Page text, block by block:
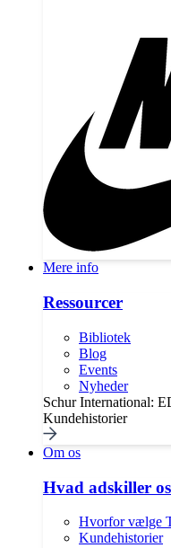
Mere info
Ressourcer
Bibliotek
Blog
Events
Nyheder
Schur International:
Kundehistorier
Om os
Hvad adskiller os
Hvorfor vælge
Kundehistorier